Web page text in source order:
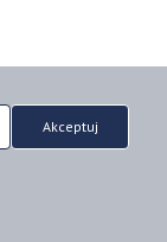
Akceptuj